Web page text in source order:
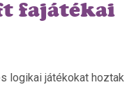
fajátékai
logikai játékokat hoztak